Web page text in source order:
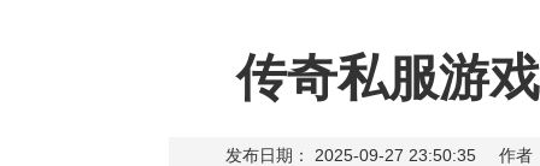
传奇私服游
发布日期： 2025-09-27 23:50:35 作者